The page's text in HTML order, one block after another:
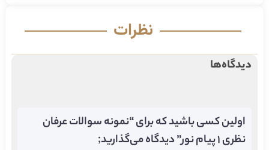
نظرات
دیدگاه‌ها
اولین کسی باشید که برای “نمونه سوالات عرفان
نظری ۱ پیام نور” دیدگاه می‌گذارید;